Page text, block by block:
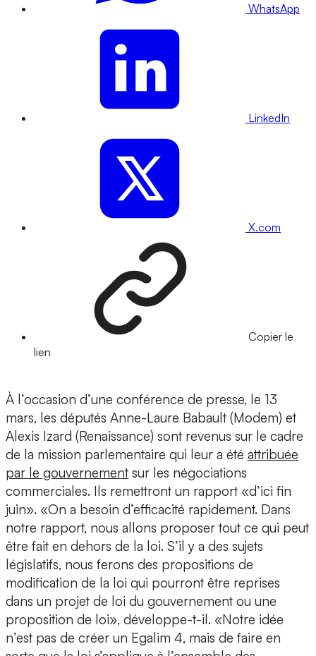
WhatsApp
LinkedIn
X.com
Copier le
lien
À l’occasion d’une conférence de presse, le 13
mars, les députés Anne-Laure Babault (Modem) et
Alexis Izard (Renaissance) sont revenus sur le cadre
de la mission parlementaire qui leur a été attribuée
par le gouvernement sur les négociations
commerciales. Ils remettront un rapport «d’ici fin
juin». «On a besoin d’efficacité rapidement. Dans
notre rapport, nous allons proposer tout ce qui peut
être fait en dehors de la loi. S’il y a des sujets
législatifs, nous ferons des propositions de
modification de la loi qui pourront être reprises
dans un projet de loi du gouvernement ou une
proposition de loi», développe-t-il. «Notre idée
n’est pas de créer un Egalim 4, mais de faire en